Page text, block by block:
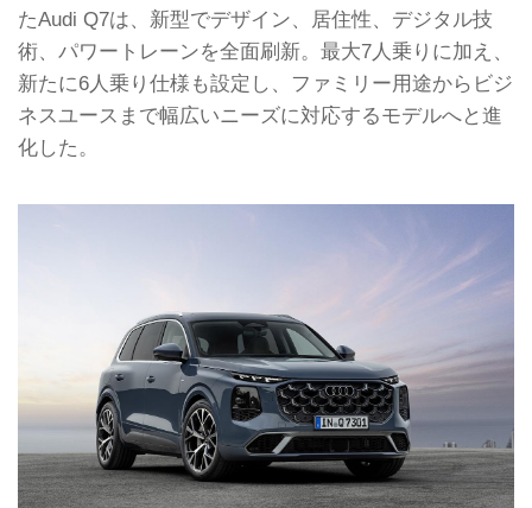
たAudi Q7は、新型でデザイン、居住性、デジタル技
術、パワートレーンを全面刷新。最大7人乗りに加え、
新たに6人乗り仕様も設定し、ファミリー用途からビジ
ネスユースまで幅広いニーズに対応するモデルへと進
化した。